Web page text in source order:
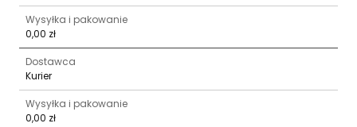
Wysyłka i pakowanie
0,00 zł
Dostawca
Kurier
Wysyłka i pakowanie
0,00 zł